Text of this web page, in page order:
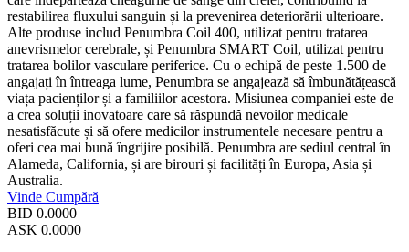
restabilirea fluxului sanguin și la prevenirea deteriorării ulterioare.
Alte produse includ Penumbra Coil 400, utilizat pentru tratarea
anevrismelor cerebrale, și Penumbra SMART Coil, utilizat pentru
tratarea bolilor vasculare periferice. Cu o echipă de peste 1.500 de
angajați în întreaga lume, Penumbra se angajează să îmbunătățească
viața pacienților și a familiilor acestora. Misiunea companiei este de
a crea soluții inovatoare care să răspundă nevoilor medicale
nesatisfăcute și să ofere medicilor instrumentele necesare pentru a
oferi cea mai bună îngrijire posibilă. Penumbra are sediul central în
Alameda, California, și are birouri și facilități în Europa, Asia și
Australia.
Vinde Cumpără
BID 0.0000
ASK 0.0000